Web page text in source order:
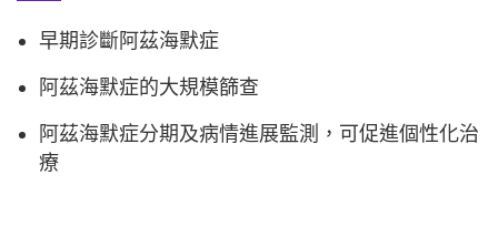
早期診斷阿茲海默症
阿茲海默症的大規模篩查
阿茲海默症分期及病情進展監測，可促進個性化治
療